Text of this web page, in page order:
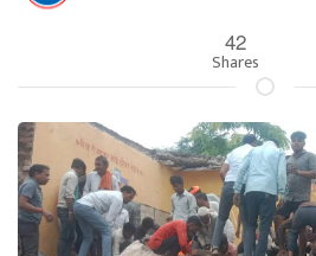
42
Shares